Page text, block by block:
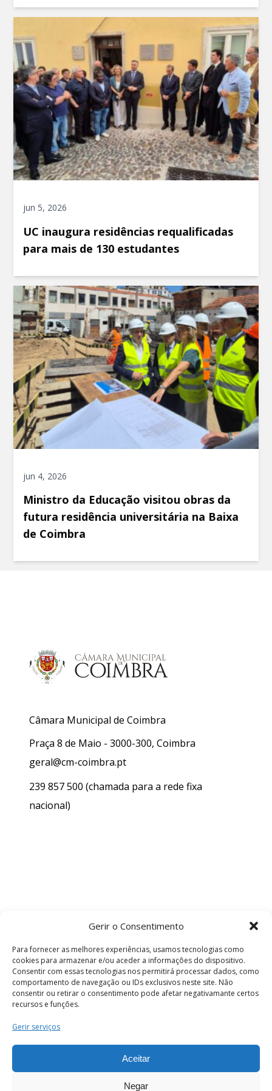
Gerir o Consentimento
Para fornecer as melhores experiências, usamos tecnologias como
cookies para armazenar e/ou aceder a informações do dispositivo.
Consentir com essas tecnologias nos permitirá processar dados, como
comportamento de navegação ou IDs exclusivos neste site. Não
consentir ou retirar o consentimento pode afetar negativamante certos
recursos e funções.
Gerir serviços
Aceitar
Negar
jun 5, 2026
UC inaugura residências requalificadas
para mais de 130 estudantes
jun 4, 2026
Ministro da Educação visitou obras da
futura residência universitária na Baixa
de Coimbra
Câmara Municipal de Coimbra
Praça 8 de Maio - 3000-300, Coimbra
geral@cm-coimbra.pt
239 857 500 (chamada para a rede fixa
nacional)
Termos e Condições
os direitos reservados.